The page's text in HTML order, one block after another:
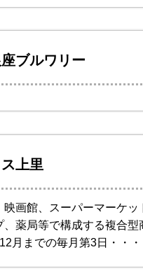
ブルワリー
上里
映画館、スーパーマーケッ
、薬局等で構成する複合型
月までの毎月第3日・・・